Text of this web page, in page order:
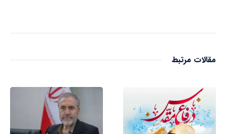
مقالات مرتبط